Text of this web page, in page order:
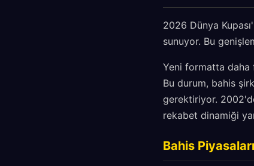
2026 Dünya
sunuyor. Bu
Yeni formatta daha
Bu durum, bahis
gerektiriyor.
rekabet dinamiği
Bahis